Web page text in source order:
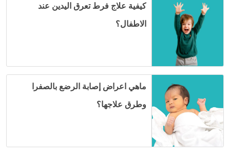
كيفية علاج فرط تعرق اليدين عند
الاطفال؟
ماهي اعراض إصابة الرضع بالصفرا
وطرق علاجها؟